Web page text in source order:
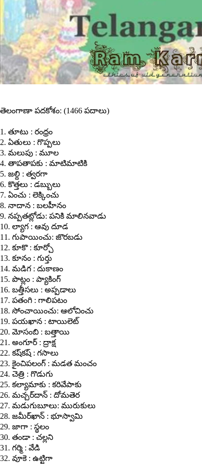
తెలంగాణా పదకోశం: (1466 పదాలు)
1. తూటు : రంధ్రం
2. ఏతులు : గొప్పలు
3. మలుపు : మూల
4. తాపతాపకు : మాటిమాటికి
5. జల్ది : త్వరగా
6. కొత్తలు : డబ్బులు
7. ఏంచు : లెక్కించు
8. నాదాన : బలహీనం
9. నప్పతట్లోడు: పనికి మాలినవాడు
10. ల్యాగ : ఆవు దూడ
11. గుపాయించు: జొరబడు
12. కూకొ : కూర్చో
13. కూనం : గుర్తు
14. మడిగ : దుకాణం
15. పొట్లం : ప్యాకింగ్
16. బత్తీసలు : అప్పడాలు
17. పతంగి : గాలిపటం
18. సోంచాయించు: ఆలోచించు
19. పయఖాన : టాయిలెట్
20. మోసంబి : బత్తాయి
21. అంగూర్ : ద్రాక్ష
22. కష్‌కష్ : గసాలు
23. కైంచిపలంగ్ : మడత మంచం
24. చెత్రి : గొడుగు
25. కల్యామాకు : కరివేపాకు
26. మచ్చర్‌దాన్ : దోమతెర
27. మడుగుబూలు: మురుకులు
28. జమీర్‌ఖాన్ : భూస్వామి
29. జాగా : స్థలం
30. తండా : చల్లని
31. గర్మి : వేడి
32. వూకె : ఉట్టిగా